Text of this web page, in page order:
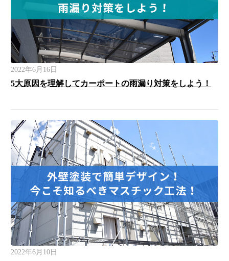
2022年6月16日
5大原因を理解してカーポートの雨漏り対策をしよう！
2022年6月10日